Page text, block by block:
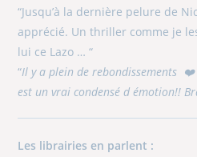
“Jusqu’à la dernière pelure de
apprécié. Un thriller comme je
lui ce Lazo … “
“Il y a plein de rebondissements
est un vrai condensé d émotion!!
Les librairies en parlent :